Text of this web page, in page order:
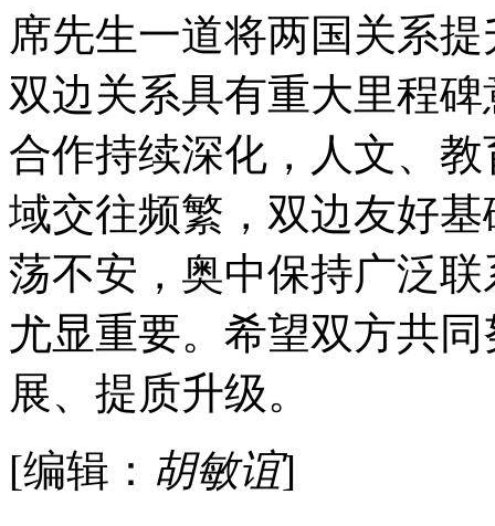
席先生一道将两国关系
双边关系具有重大里程
合作持续深化，人文、
域交往频繁，双边友好
荡不安，奥中保持广泛
尤显重要。希望双方共
展、提质升级。
[编辑： 胡敏谊]